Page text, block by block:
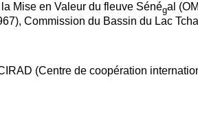
Mise en Valeur du fleuve Sénégal
Commission du Bassin du Lac
(Centre de coopération